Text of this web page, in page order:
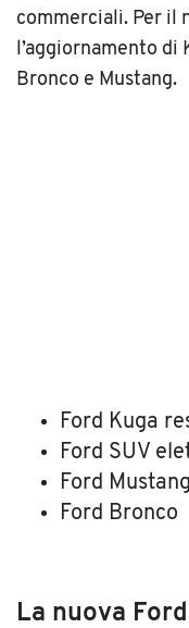
commerciali. Per il
l’aggiornamento di
Bronco e Mustang.
Ford Kuga
Ford SUV
Ford Mustang
Ford Bronco
La nuova